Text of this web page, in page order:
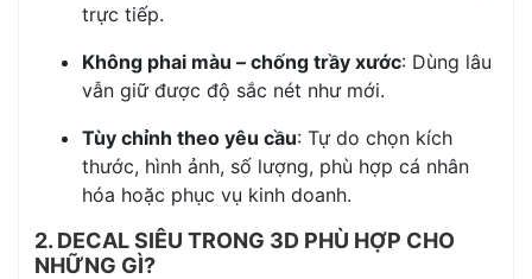
trực tiếp.
Không phai màu – chống trầy xước: Dùng lâu
vẫn giữ được độ sắc nét như mới.
Tùy chỉnh theo yêu cầu: Tự do chọn kích
thước, hình ảnh, số lượng, phù hợp cá nhân
hóa hoặc phục vụ kinh doanh.
2. DECAL SIÊU TRONG 3D PHÙ HỢP CHO
NHỮNG GÌ?